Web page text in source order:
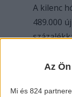
Az
Mi és 824
A kilenc
489.000
többi